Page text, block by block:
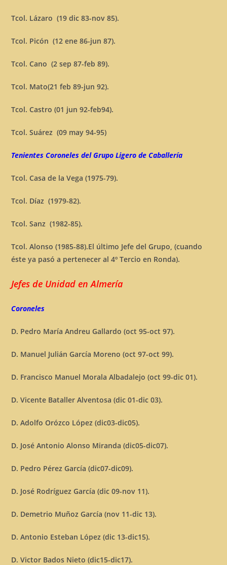
Tcol. Lázaro (19 dic 83-nov 85).
Tcol. Picón (12 ene 86-jun 87).
Tcol. Cano (2 sep 87-feb 89).
Tcol. Mato(21 feb 89-jun 92).
Tcol. Castro (01 jun 92-feb94).
Tcol. Suárez (09 may 94-95)
Tenientes Coroneles del Grupo Ligero de Caballería
Tcol. Casa de la Vega (1975-79).
Tcol. Díaz (1979-82).
Tcol. Sanz (1982-85).
Tcol. Alonso (1985-88).El último Jefe del Grupo, (cuando
éste ya pasó a pertenecer al 4º Tercio en Ronda).
Jefes de Unidad en Almería
Coroneles
D. Pedro María Andreu Gallardo (oct 95-oct 97).
D. Manuel Julián García Moreno (oct 97-oct 99).
D. Francisco Manuel Morala Albadalejo (oct 99-dic 01).
D. Vicente Bataller Alventosa (dic 01-dic 03).
D. Adolfo Orózco López (dic03-dic05).
D. José Antonio Alonso Miranda (dic05-dic07).
D. Pedro Pérez García (dic07-dic09).
D. José Rodríguez García (dic 09-nov 11).
D. Demetrio Muñoz García (nov 11-dic 13).
D. Antonio Esteban López (dic 13-dic15).
D. Victor Bados Nieto (dic15-dic17).